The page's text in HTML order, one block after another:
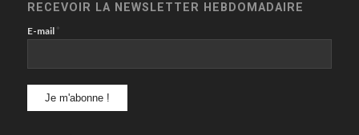
RECEVOIR LA NEWSLETTER HEBDOMADAIRE
E-mail *